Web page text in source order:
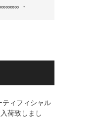
・
ティフィシャル
荷致しまし